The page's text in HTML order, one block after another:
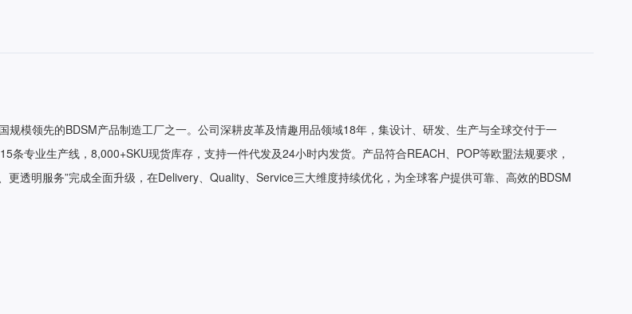
模领先的BDSM产品制造工厂之一。公司深耕皮革及情趣用品领域18年，集设计、研发、生产与全球交付于一
专业生产线，8,000+SKU现货库存，支持一件代发及24小时内发货。产品符合REACH、POP等欧盟法规要求，
透明服务”完成全面升级，在Delivery、Quality、Service三大维度持续优化，为全球客户提供可靠、高效的BDSM